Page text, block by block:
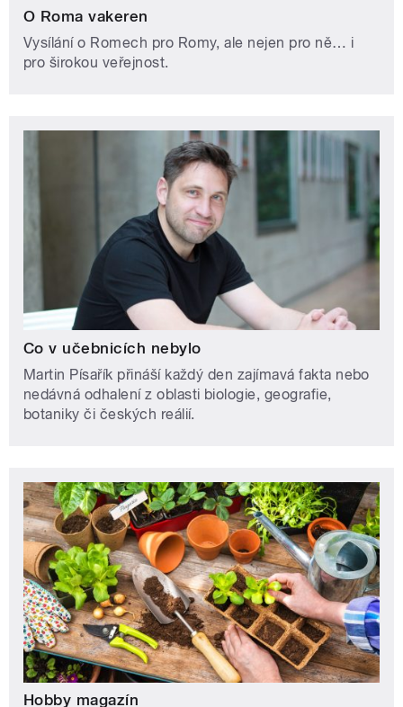
O Roma vakeren
Vysílání o Romech pro Romy, ale nejen pro ně… i
pro širokou veřejnost.
Co v učebnicích nebylo
Martin Písařík přináší každý den zajímavá fakta nebo
nedávná odhalení z oblasti biologie, geografie,
botaniky či českých reálií.
Hobby magazín